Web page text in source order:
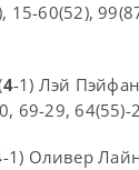
15-60(52),
4-1) Лэй
69-29, 64(55)-
-1) Оливер